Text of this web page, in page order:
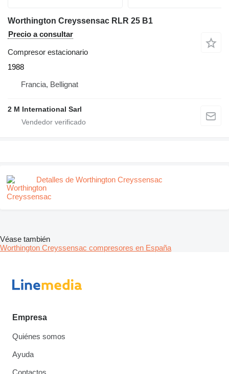
Worthington Creyssensac RLR 25 B1
Precio a consultar
Compresor estacionario
1988
Francia, Bellignat
2 M International Sarl
Detalles de Worthington Creyssensac
Véase también
Worthington Creyssensac compresores en España
Empresa
Quiénes somos
Ayuda
Contactos